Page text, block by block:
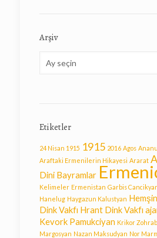
Arşiv
Etiketler
24 Nisan 1915 1915 2016 Agos
Araftaki Ermenilerin Hikayesi Ararat
Dini Bayramlar
Kelimeler Ermenistan Garbis
Hanelug Haygazun Kalustyan Hemşin
Dink Vakfı Hrant Dink Vakfı
Kevork Pamukciyan Krikor Zohrab
Margosyan Nazan Maksudyan Nor